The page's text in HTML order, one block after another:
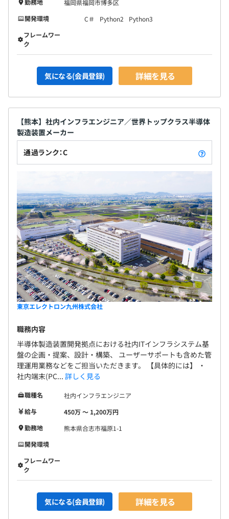
勤務地
福岡県福岡市博多区
開発環境
C＃ Python2
Python3
フレームワー
ク
気になる(会員登録) 詳細を見る
【熊本】社内インフラエンジニア／世界トップクラス半導体
製造装置メーカー
通過ランク：C
東京エレクトロン九州株式会社
職務内容
半導体製造装置開発拠点における社内ITインフラシステム基
盤の企画・提案、設計・構築、 ユーザーサポートも含めた管
理運用業務などをご担当いただきます。 【具体的には】 ・
社内端末(PC... 詳しく見る
職種名
社内インフラエンジニア
給与
450万 〜 1,200万円
勤務地
熊本県合志市福原1-1
開発環境
フレームワー
ク
気になる(会員登録) 詳細を見る